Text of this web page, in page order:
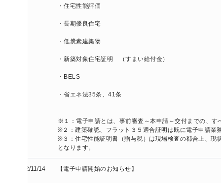
・住宅性能評価
・長期優良住宅
・低炭素建築物
・新築対象住宅証明　（すまい給付金）
・省エネ法35条、41条
※１：電子申請とは、事前審査～本申請～交付までの、すべてを電
※２：建築確認、フラット３５適合証明は既に電子申請業務を行っ
※３：住宅性能証明書（贈与税）は現場検査の都合上、現状のWEB
となります。
【電子申請開始のお知らせ】